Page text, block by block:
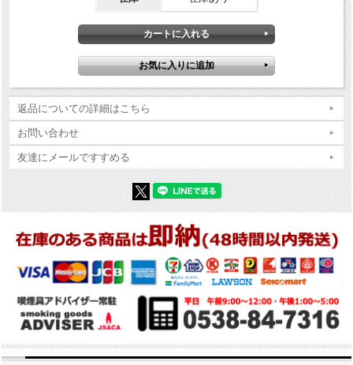
返品についての詳細はこちら
お問い合わせ
友達にメールですすめる